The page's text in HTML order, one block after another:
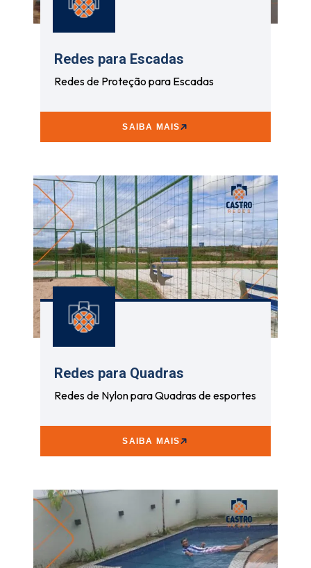
Redes para Escadas
Redes de Proteção para Escadas
SAIBA MAIS
Redes para Quadras
Redes de Nylon para Quadras de esportes
SAIBA MAIS